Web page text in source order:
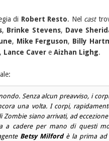
di Robert Resto. Nel cast
, Brinke Stevens, Dave
, Mike Ferguson, Billy
Lance Cavere Aizhan Lighg.
Senza alcun preavviso, i
una volta. I corpi,
Zombie siano arrivati, ad
a cadere per mano di questi
Betsy Milfordè la prima ad